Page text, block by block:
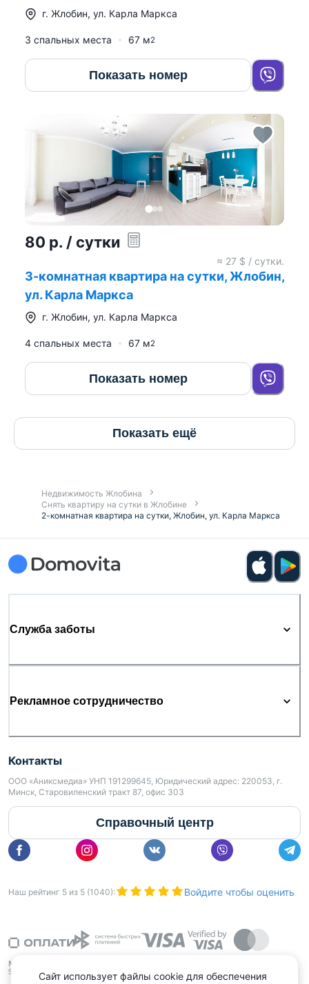
г. Жлобин, ул. Карла Маркса
3 спальных места 67 м2
Показать номер
80 р. / сутки
≈ 27 $ / сутки.
3-комнатная квартира на сутки, Жлобин,
ул. Карла Маркса
г. Жлобин, ул. Карла Маркса
4 спальных места 67 м2
Показать номер
Показать ещё
Недвижимость Жлобина
Снять квартиру на сутки в Жлобине
2-комнатная квартира на сутки, Жлобин, ул. Карла Маркса
Служба заботы
Рекламное сотрудничество
Контакты
ООО «Аниксмедиа» УНП 191299645, Юридический адрес: 220053, г.
Минск, Старовиленский тракт 87, офис 303
Справочный центр
Наш рейтинг 5 из 5 (1040): Войдите чтобы оценить
Сайт использует файлы cookie для обеспечения